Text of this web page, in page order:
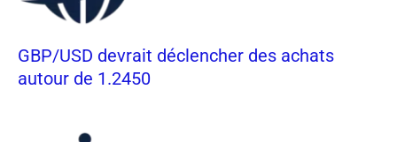
GBP/USD devrait déclencher des achats
autour de 1.2450